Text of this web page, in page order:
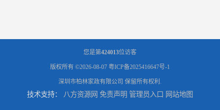
您是第424013位访客
版权所有 ©2026-08-07 粤ICP备2025416647号-1
深圳市柏林家政有限公司 保留所有权利.
技术支持： 八方资源网 免责声明 管理员入口 网站地图